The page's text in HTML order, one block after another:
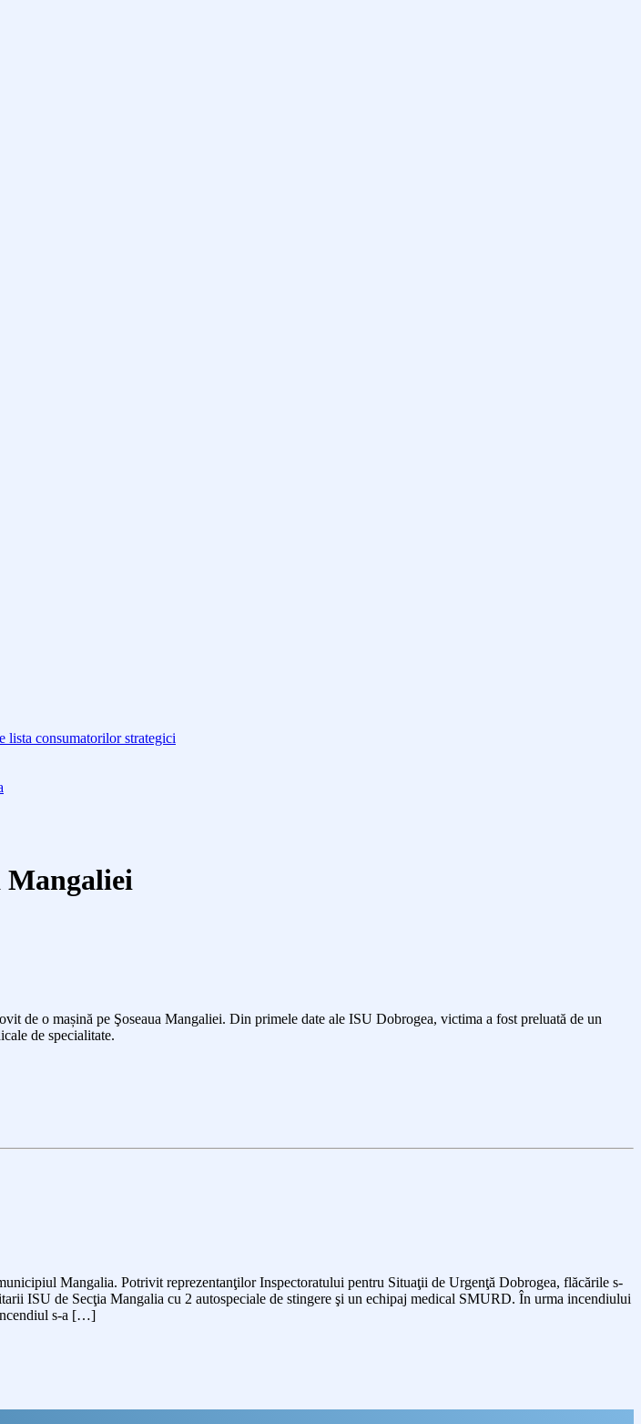
lista consumatorilor strategici
Mangaliei
de o mașină pe Şoseaua Mangaliei. Din primele date ale ISU Dobrogea, victima a fost preluată de un
de specialitate.
Mangalia. Potrivit reprezentanţilor Inspectoratului pentru Situaţii de Urgenţă Dobrogea, flăcările s-
ISU de Secţia Mangalia cu 2 autospeciale de stingere şi un echipaj medical SMURD. În urma incendiului
s-a […]